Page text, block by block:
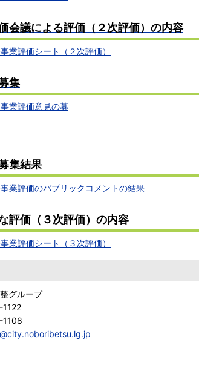
会議による評価 （２次評価） の内容
業評価シート（２次評価）
集
業評価意見の募
集結果
業評価のパブリックコメントの結果
評価（３次評価）の内容
業評価シート（３次評価）
グループ